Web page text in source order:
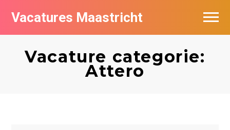
Vacatures Maastricht
Vacature categorie:
Attero
Vacatures per bedrijf in Maastricht
De populairste vacatures in Maastricht